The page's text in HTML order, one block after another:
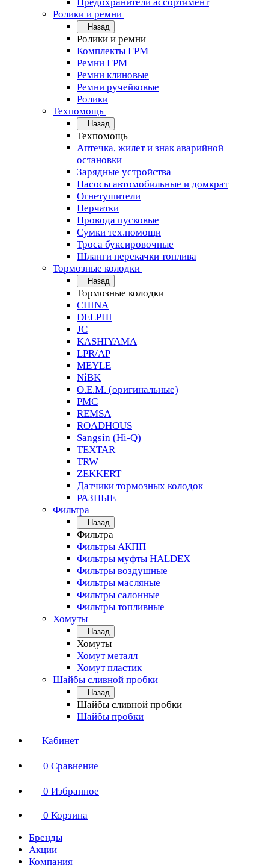
Ролики и ремни
Назад
Ролики и ремни
Комплекты ГРМ
Ремни ГРМ
Ремни клиновые
Ремни ручейковые
Ролики
Техпомощь
Назад
Техпомощь
Аптечка, жилет и знак аварийной
остановки
Зарядные устройства
Насосы автомобильные и домкрат
Огнетушители
Перчатки
Провода пусковые
Сумки тех.помощи
Троса буксировочные
Шланги перекачки топлива
Тормозные колодки
Назад
Тормозные колодки
CHINA
DELPHI
JC
KASHIYAMA
LPR/AP
MEYLE
NiBK
O.E.M. (оригинальные)
PMC
REMSA
ROADHOUS
Sangsin (Hi-Q)
TEXTAR
TRW
ZEKKERT
Датчики тормозных колодок
РАЗНЫЕ
Фильтра
Назад
Фильтра
Фильтры АКПП
Фильтры муфты HALDEX
Фильтры воздушные
Фильтры масляные
Фильтры салонные
Фильтры топливные
Хомуты
Назад
Хомуты
Хомут металл
Хомут пластик
Шайбы сливной пробки
Назад
Шайбы сливной пробки
Шайбы пробки
Кабинет
0 Сравнение
0 Избранное
0 Корзина
Бренды
Акции
Компания